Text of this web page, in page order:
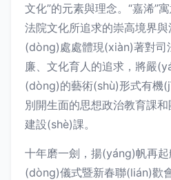
文化”的元素與理念。“嘉浠”
法院文化所追求的崇高境界
(dòng)處處體現(xiàn)著對司
廉、文化育人的追求，將嚴
(dòng)的藝術(shù)形式有機
別開生面的思想政治教育課
建設(shè)課。
十年磨一劍，揚(yáng)帆再
(dòng)儀式暨新春聯(lián)歡